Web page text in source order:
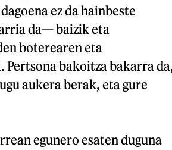
ez da hainbeste
da— baizik eta
boterearen eta
Pertsona bakoitza bakarra
aukera berak, eta gure
egunero esaten duguna